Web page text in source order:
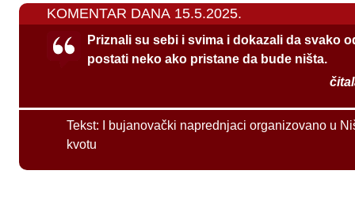
KOMENTAR DANA 15.5.2025.
Priznali su sebi i svima i dokazali da svako
postati neko ako pristane da bude ništa.
Tekst:
I bujanovački naprednjaci organizovano u
kvotu